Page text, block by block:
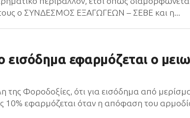
ο ΣΥΝΔΕΣΜΟΣ ΕΞΑΓΩΓΕΩΝ – ΣΕΒΕ και η...
εισόδημα εφαρμόζεται ο
της Φοροδοξίες, ότι για εισόδημα από
10% εφαρμόζεται όταν η απόφαση του